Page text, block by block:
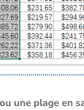
une plage en